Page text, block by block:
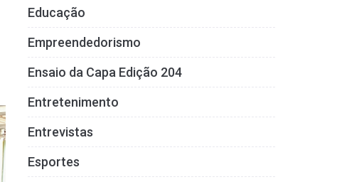
Educação
Empreendedorismo
Ensaio da Capa Edição 204
Entretenimento
Entrevistas
Esportes